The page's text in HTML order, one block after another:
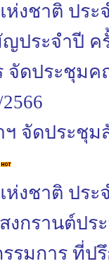
งชาติ ประ
ประจำปี ค
จัดประชุม
ฯ จัดประชุ
งชาติ ประ
กรานต์ปร
รมการ ที่ป